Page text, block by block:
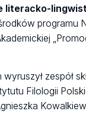
literacko-
programu
wyruszył zespół
Filologii